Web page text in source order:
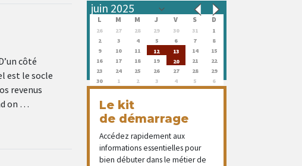
côté
est le socle
revenus
on …
L M M J V S D
26 27 28 29 30 31
1
2
3 4 5 6 7
8
9
10 11 12 13 14
15
16
17 18 19 20 21
22
23
24 25 26 27 28
29
30
1 2 3 4 5 6
Le kit
de démarrage
Accédez rapidement aux
informations essentielles pour
bien débuter dans le métier de